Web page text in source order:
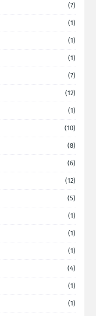
(7)
(1)
(1)
(1)
(7)
(12)
(1)
(10)
(8)
(6)
(12)
(5)
(1)
(1)
(1)
(4)
(1)
(1)